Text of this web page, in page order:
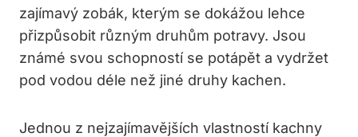
zajímavý zobák, kterým se dokážou lehce
přizpůsobit různým druhům potravy. Jsou
známé svou schopností se potápět a vydržet
pod vodou déle než jiné druhy kachen.
Jednou z nejzajímavějších vlastností kachny